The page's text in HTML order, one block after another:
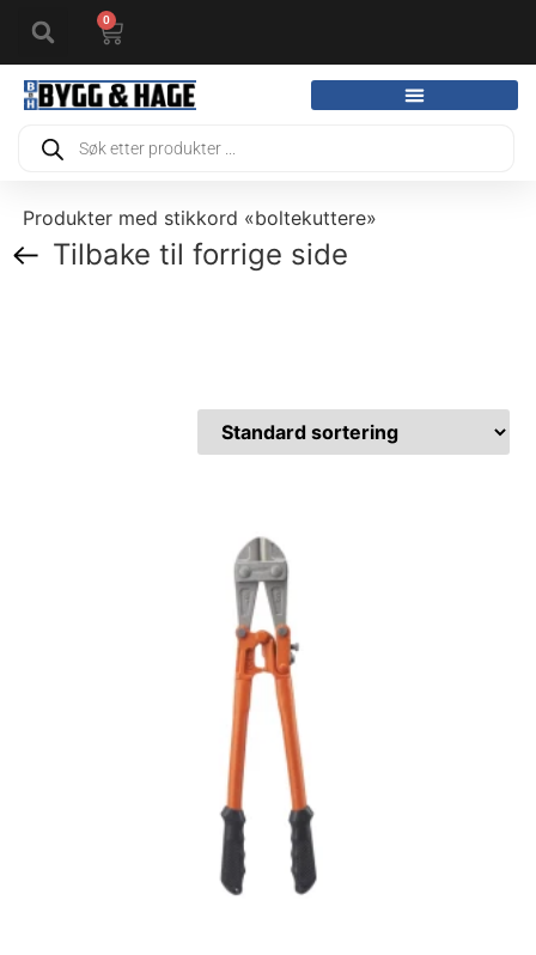
0
Produkter med stikkord «boltekuttere»
Tilbake til forrige side